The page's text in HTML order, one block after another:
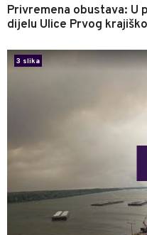
Privremena obustava: U
dijelu Ulice Prvog
3 slika